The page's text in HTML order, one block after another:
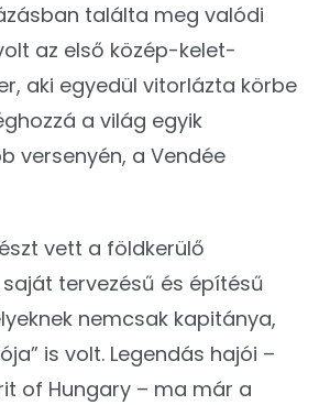
találta meg valódi
az első közép-kelet-
aki egyedül vitorlázta körbe
a világ egyik
versenyén, a Vendée
vett a földkerülő
tervezésű és építésű
nemcsak kapitánya,
is volt. Legendás hajói –
of Hungary – ma már a